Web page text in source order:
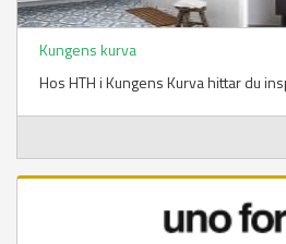
Kungens kurva
Hos HTH i Kungens Kurva hittar du